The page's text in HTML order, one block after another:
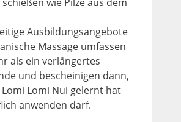
Ausbildungsangebote
Massage umfassen
als ein verlängertes
und bescheinigen dann,
Lomi Nui gelernt hat
anwenden darf.